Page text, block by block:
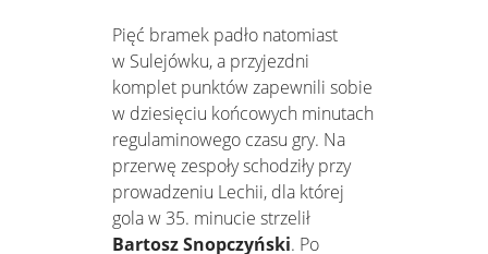
Pięć bramek padło natomiast
w Sulejówku, a przyjezdni
komplet punktów zapewnili sobie
w dziesięciu końcowych minutach
regulaminowego czasu gry. Na
przerwę zespoły schodziły przy
prowadzeniu Lechii, dla której
gola w 35. minucie strzelił
Bartosz Snopczyński. Po